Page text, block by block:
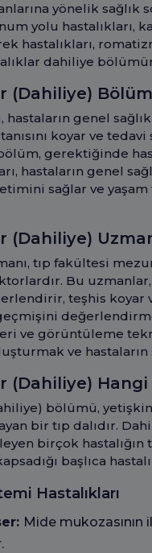
yönelik sağlık
yolu hastalıkları,
hastalıkları,
dahiliye
(Dahiliye)
hastaların genel
koyar ve
gerektiğinde
hastaların genel
sağlar ve
(Dahiliye)
tıp fakültesi
Bu
teşhis koyar
ve görüntüleme
ve
(Dahiliye) Hangi
bölümü,
bir tıp dalıdır.
birçok
başlıca
Hastalıkları
Mide